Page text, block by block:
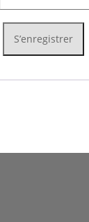
S’enregistrer